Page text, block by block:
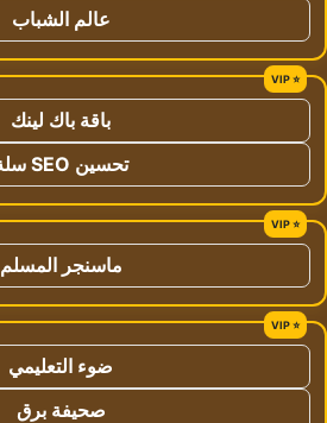
عالم الشباب
باقة باك لينك
تحسين SEO سلة
ماسنجر المسلم
ضوء التعليمي
صحيفة برق